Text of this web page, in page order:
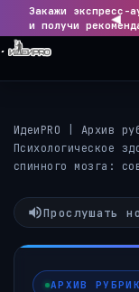
◀
Закажи экспресс-
и получи
ИдеиPRO Архив
Психологическое
спинного мозга:
Прослушать
АРХИВ